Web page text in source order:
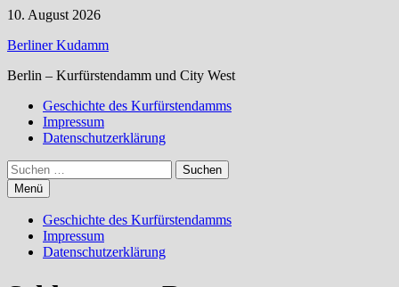
Zum
springen
10. August 2026
Berliner Kudamm
Berlin – Kurfürstendamm und City West
Geschichte des Kurfürstendamms
Impressum
Datenschutzerklärung
Suchen
nach:
Menü
Geschichte des Kurfürstendamms
Impressum
Datenschutzerklärung